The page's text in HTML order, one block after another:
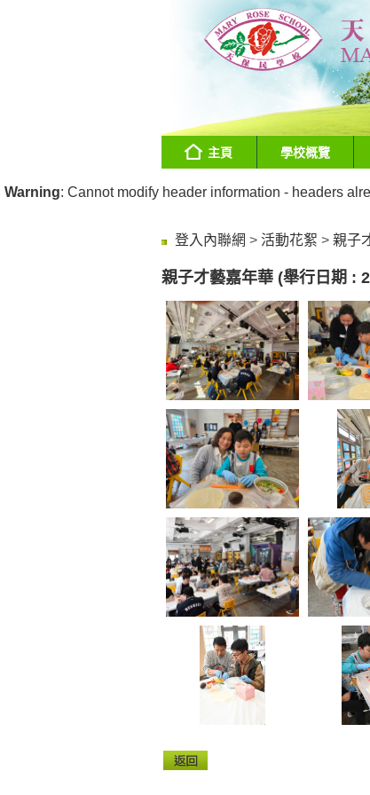
主頁 學校概覽
Warning: Cannot modify header information - headers
登入內聯網 > 活動花絮 > 親子
親子才藝嘉年華 (舉行日期 :